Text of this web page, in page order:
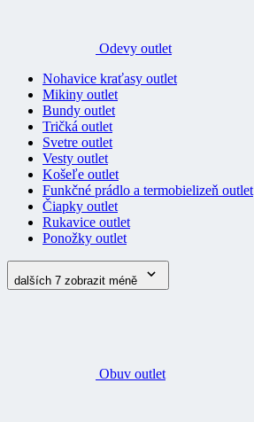
Odevy outlet
Nohavice kraťasy outlet
Mikiny outlet
Bundy outlet
Tričká outlet
Svetre outlet
Vesty outlet
Košeľe outlet
Funkčné prádlo a termobielizeň outlet
Čiapky outlet
Rukavice outlet
Ponožky outlet
dalších 7 zobrazit méně
Obuv outlet